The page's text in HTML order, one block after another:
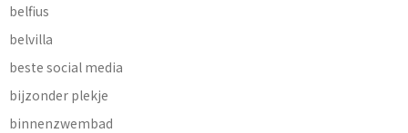
belfius
belvilla
beste social media
bijzonder plekje
binnenzwembad